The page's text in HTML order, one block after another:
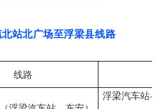
北站北广场至浮梁县线路
线路
浮梁汽车站—